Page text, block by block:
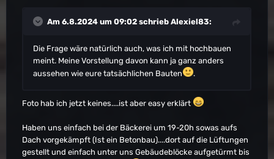
Am 6.8.2024 um 09:02 schrieb Alexiel83:
Die Frage wäre natürlich auch, was ich mit hochbauen
meint. Meine Vorstellung davon kann ja ganz anders
aussehen wie eure tatsächlichen Bauten
.
Foto hab ich jetzt keines....ist aber easy erklärt
Haben uns einfach bei der Bäckerei um 19-20h sowas aufs
Dach vorgekämpft (Ist ein Betonbau)....dort auf die Lüftungen
gestellt und einfach unter uns Gebäudeblöcke aufgetürmt bis